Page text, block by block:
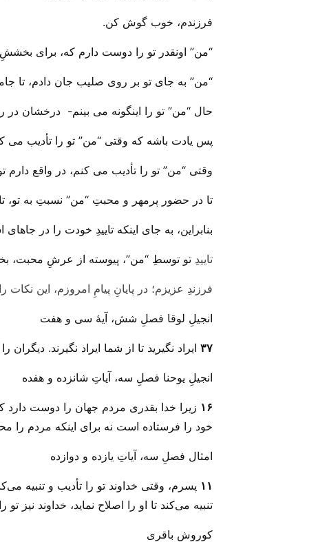
فرزندم، خوب گوش کن.
“من” اونقدر تو را دوست دارم که، برای
“من” به جای تو بر روی صلیب جان دادم، تا
حال “من” تو را اینگونه می بینم- درخشان در
پس یادت باشه که وقتی “من” تو را تأدیب می
وقتی “من” تو را تأدیب می کنم، در واقع دارم
تا در حضور پرمهر و محبتِ “من” نسبتِ به تو،
بنابراین، به جای اینکه تاییدِ خودت را در
تاییدِ تو توسطِ “من”، پیوسته از عرشِ
فرزندِ عزیزم؛ در پایانِ پیامِ امروزم، این
انجیلِ لوقا فصلِ شش، آیهٔ سی و هفت
۳۷ایراد نگیرید تا از شما ایراد نگیرند.
انجیلِ یوحنا فصلِ سه، آیاتِ شانزده و هفده
۱۶ زیرا خدا بقدری مردم جهان را دوست دارد
خود را فرستاده است نه برای اینکه مردم را
امثال فصلِ سه، آیاتِ یازده و دوازده
۱۱ پسرم، وقتی خداوند تو را تأدیب و تنبیه
تنبیه می‌کند تا او را اصلاح نماید، خداوند نیز
کوروش باقری